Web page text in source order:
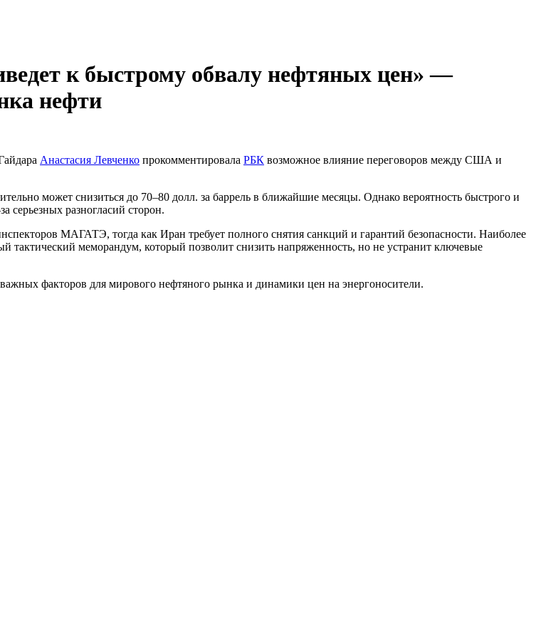
к быстрому обвалу нефтяных цен» —
нефти
Анастасия Левченко прокомментировала РБК возможное влияние переговоров между США и
может снизиться до 70–80 долл. за баррель в ближайшие месяцы. Однако вероятность быстрого и
серьезных разногласий сторон.
МАГАТЭ, тогда как Иран требует полного снятия санкций и гарантий безопасности. Наиболее
тактический меморандум, который позволит снизить напряженность, но не устранит ключевые
факторов для мирового нефтяного рынка и динамики цен на энергоносители.